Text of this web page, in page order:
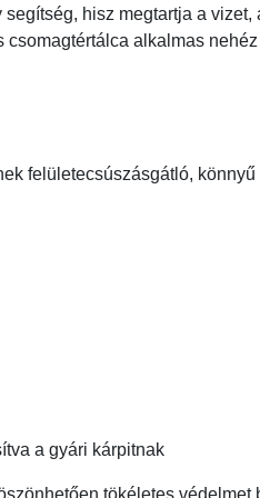
hisz megtartja a
alkalmas
felületecsúszásgátló,
a gyári kárpitnak